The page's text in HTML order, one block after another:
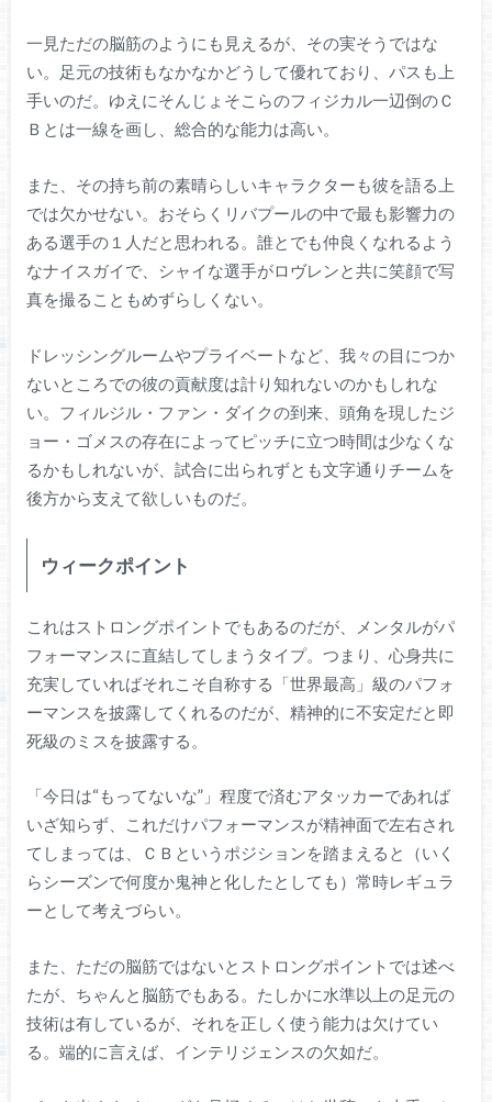
一見ただの脳筋のようにも見えるが、その実そうではな
い。足元の技術もなかなかどうして優れており、パスも上
手いのだ。ゆえにそんじょそこらのフィジカル一辺倒のＣ
Ｂとは一線を画し、総合的な能力は高い。
また、その持ち前の素晴らしいキャラクターも彼を語る上
では欠かせない。おそらくリバプールの中で最も影響力の
ある選手の１人だと思われる。誰とでも仲良くなれるよう
なナイスガイで、シャイな選手がロヴレンと共に笑顔で写
真を撮ることもめずらしくない。
ドレッシングルームやプライベートなど、我々の目につか
ないところでの彼の貢献度は計り知れないのかもしれな
い。フィルジル・ファン・ダイクの到来、頭角を現したジ
ョー・ゴメスの存在によってピッチに立つ時間は少なくな
るかもしれないが、試合に出られずとも文字通りチームを
後方から支えて欲しいものだ。
ウィークポイント
これはストロングポイントでもあるのだが、メンタルがパ
フォーマンスに直結してしまうタイプ。つまり、心身共に
充実していればそれこそ自称する「世界最高」級のパフォ
ーマンスを披露してくれるのだが、精神的に不安定だと即
死級のミスを披露する。
「今日は“もってないな”」程度で済むアタッカーであれば
いざ知らず、これだけパフォーマンスが精神面で左右され
てしまっては、ＣＢというポジションを踏まえると（いく
らシーズンで何度か鬼神と化したとしても）常時レギュラ
ーとして考えづらい。
また、ただの脳筋ではないとストロングポイントでは述べ
たが、ちゃんと脳筋でもある。たしかに水準以上の足元の
技術は有しているが、それを正しく使う能力は欠けてい
る。端的に言えば、インテリジェンスの欠如だ。